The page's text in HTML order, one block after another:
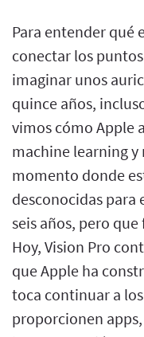
Para entender qué
conectar los
imaginar unos
quince años,
vimos cómo Apple
machine learning
momento donde
desconocidas para
seis años, pero
Hoy, Vision Pro
que Apple ha
toca continuar a
proporcionen